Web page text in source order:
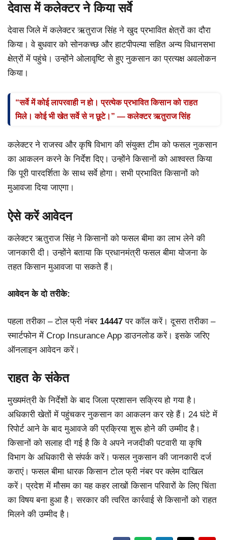
देवास में कलेक्टर ने किया सर्वे
देवास जिले में कलेक्टर ऋतुराज सिंह ने खुद प्रभावित क्षेत्रों का दौरा
किया। वे बुधवार को सोनकच्छ और हाटपीपल्या सहित अन्य विधानसभा
क्षेत्रों में पहुंचे। उन्होंने ओलावृष्टि से हुए नुकसान का प्रत्यक्ष अवलोकन
किया।
“सर्वे में कोई लापरवाही न हो। प्रत्येक प्रभावित किसान को राहत
मिले। कोई भी खेत सर्वे से न छूटे।” — कलेक्टर ऋतुराज सिंह
कलेक्टर ने राजस्व और कृषि विभाग की संयुक्त टीम को फसल नुकसान
का आकलन करने के निर्देश दिए। उन्होंने किसानों को आश्वस्त किया
कि पूरी पारदर्शिता के साथ सर्वे होगा। सभी प्रभावित किसानों को
मुआवजा दिया जाएगा।
ऐसे करें आवेदन
कलेक्टर ऋतुराज सिंह ने किसानों को फसल बीमा का लाभ लेने की
जानकारी दी। उन्होंने बताया कि प्रधानमंत्री फसल बीमा योजना के
तहत किसान मुआवजा पा सकते हैं।
आवेदन के दो तरीके:
पहला तरीका – टोल फ्री नंबर 14447 पर कॉल करें। दूसरा तरीका –
स्मार्टफोन में Crop Insurance App डाउनलोड करें। इसके जरिए
ऑनलाइन आवेदन करें।
राहत के संकेत
मुख्यमंत्री के निर्देशों के बाद जिला प्रशासन सक्रिय हो गया है।
अधिकारी खेतों में पहुंचकर नुकसान का आकलन कर रहे हैं। 24 घंटे में
रिपोर्ट आने के बाद मुआवजे की प्रक्रिया शुरू होने की उम्मीद है।
किसानों को सलाह दी गई है कि वे अपने नजदीकी पटवारी या कृषि
विभाग के अधिकारी से संपर्क करें। फसल नुकसान की जानकारी दर्ज
कराएं। फसल बीमा धारक किसान टोल फ्री नंबर पर क्लेम दाखिल
करें। प्रदेश में मौसम का यह कहर लाखों किसान परिवारों के लिए चिंता
का विषय बना हुआ है। सरकार की त्वरित कार्रवाई से किसानों को राहत
मिलने की उम्मीद है।